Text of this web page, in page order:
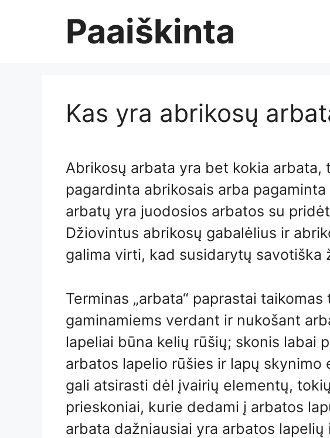
Paaiškinta
Kas yra abrikosų
Abrikosų arbata yra bet kokia arbata,
pagardinta abrikosais arba
arbatų yra juodosios arbatos su
Džiovintus abrikosų gabalėlius ir
galima virti, kad susidarytų savotiška
Terminas „arbata“ paprastai
gaminamiems verdant ir nukošant
lapeliai būna kelių rūšių; skonis labai
arbatos lapelio rūšies ir lapų skynimo
gali atsirasti dėl įvairių elementų,
prieskoniai, kurie dedami į arbatos
arbata dažniausiai yra arbatos